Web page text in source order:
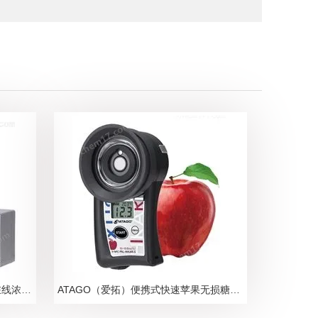
ATAGO（爱拓）便携式快速苹果无损糖度计